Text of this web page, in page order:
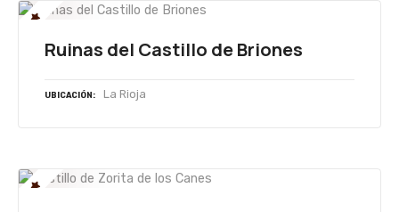
Ruinas del Castillo de Briones
UBICACIÓN La Rioja